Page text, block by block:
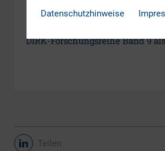
DIRK-Forschungsreihe Band 9
Teilen
Datenschutzhinweise